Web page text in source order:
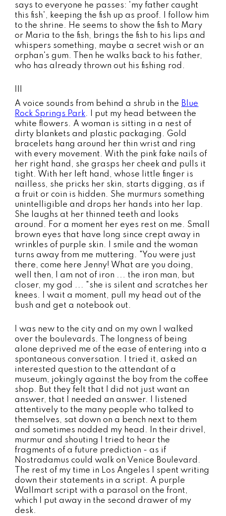
says to everyone he passes: 'my father caught
this fish', keeping the fish up as proof. I follow him
to the shrine. He seems to show the fish to Mary
or Maria to the fish, brings the fish to his lips and
whispers something, maybe a secret wish or an
orphan's gum. Then he walks back to his father,
who has already thrown out his fishing rod.
A voice sounds from behind a shrub in the Blue
Rock Springs Park. I put my head between the
white flowers. A woman is sitting in a nest of
dirty blankets and plastic packaging. Gold
bracelets hang around her thin wrist and ring
with every movement. With the pink fake nails of
her right hand, she grasps her cheek and pulls it
tight. With her left hand, whose little finger is
nailless, she pricks her skin, starts digging, as if
a fruit or coin is hidden. She murmurs something
unintelligible and drops her hands into her lap.
She laughs at her thinned teeth and looks
around. For a moment her eyes rest on me. Small
brown eyes that have long since crept away in
wrinkles of purple skin. I smile and the woman
turns away from me muttering. "You were just
there, come here Jenny! What are you doing,
well then, I am not of iron ... the iron man, but
closer, my god ... "she is silent and scratches her
knees. I wait a moment, pull my head out of the
bush and get a notebook out.
I was new to the city and on my own I walked
over the boulevards. The longness of being
alone deprived me of the ease of entering into a
spontaneous conversation. I tried it, asked an
interested question to the attendant of a
museum, jokingly against the boy from the coffee
shop. But they felt that I did not just want an
answer, that I needed an answer. I listened
attentively to the many people who talked to
themselves, sat down on a bench next to them
and sometimes nodded my head. In their drivel,
murmur and shouting I tried to hear the
fragments of a future prediction - as if
Nostradamus could walk on Venice Boulevard.
The rest of my time in Los Angeles I spent writing
down their statements in a script. A purple
Wallmart script with a parasol on the front,
which I put away in the second drawer of my
desk.